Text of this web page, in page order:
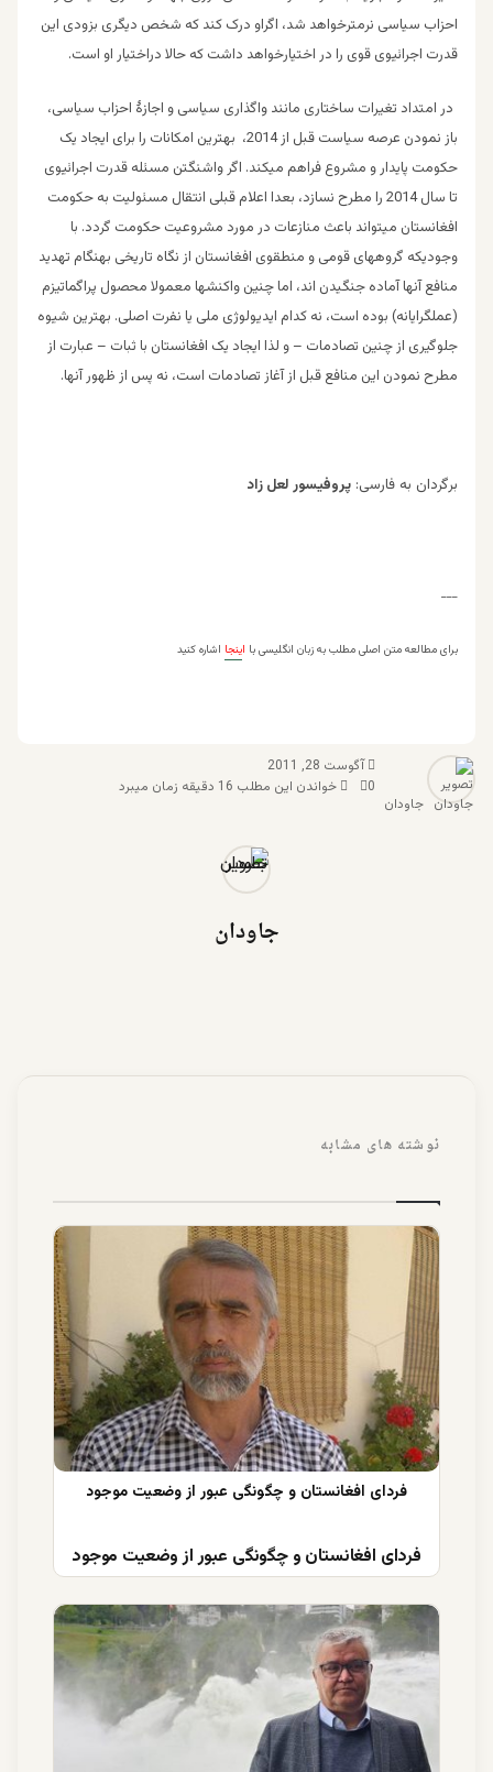
احزاب سیاسی نرمترخواهد شد، اگراو درک کند که شخص دیگری بزودی این
قدرت اجرائیوی قوی را در اختیارخواهد داشت که حالا دراختیار او است.
در امتداد تغیرات ساختاری مانند واگذاری سیاسی و اجازۀ احزاب سیاسی،
باز نمودن عرصه سیاست قبل از 2014، بهترین امکانات را برای ایجاد یک
حکومت پایدار و مشروع فراهم میکند. اگر واشنگتن مسئله قدرت اجرائیوی
تا سال 2014 را مطرح نسازد، بعدا اعلام قبلی انتقال مسئولیت به حکومت
افغانستان میتواند باعث منازعات در مورد مشروعیت حکومت گردد. با
وجودیکه گروههای قومی و منطقوی افغانستان از نگاه تاریخی بهنگام تهدید
منافع آنها آماده جنگیدن اند، اما چنین واکنشها معمولا محصول پراگماتیزم
(عملگرایانه) بوده است، نه کدام ایدیولوژی ملی یا نفرت اصلی. بهترین شیوه
جلوگیری از چنین تصادمات – و لذا ایجاد یک افغانستان با ثبات – عبارت از
مطرح نمودن این منافع قبل از آغاز تصادمات است، نه پس از ظهور آنها.
برگردان به فارسی: پروفیسور لعل زاد
___
برای مطالعه متن اصلی مطلب به زبان انگلیسی با اینجا اشاره کنید
جاودان
آگوست 28, 2011
0
خواندن این مطلب 16 دقیقه زمان میبرد
جاودان
نوشته های مشابه
فردای افغانستان و چگونگی عبور از وضعیت موجود